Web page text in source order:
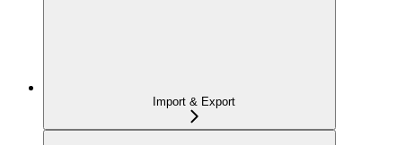
Import & Export